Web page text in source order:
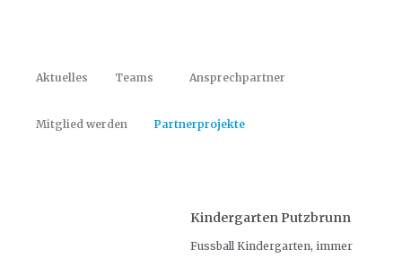
Aktuelles Teams Ansprechpartner
Mitglied werden Partnerprojekte
Kindergarten Putzbrunn
Fussball Kindergarten, immer